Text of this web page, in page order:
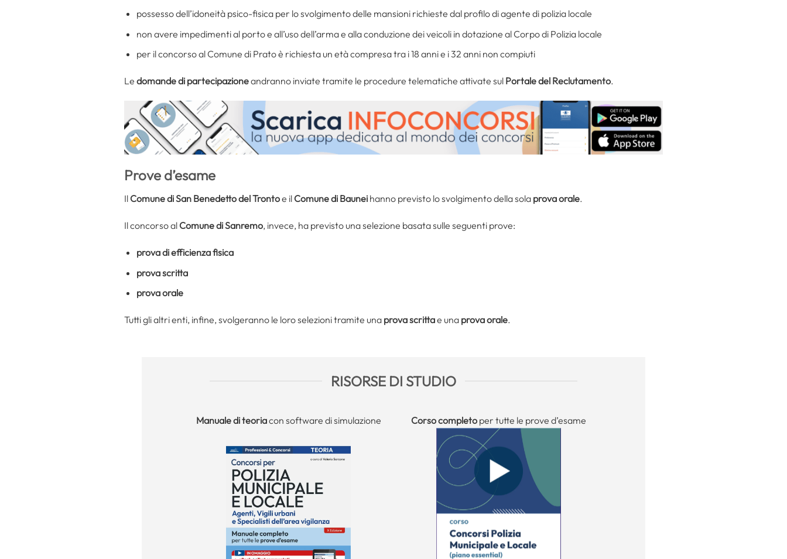
possesso dell’idoneità psico-fisica per lo svolgimento delle mansioni richieste dal profilo di agente di polizia locale
non avere impedimenti al porto e all’uso dell’arma e alla conduzione dei veicoli in dotazione al Corpo di Polizia locale
per il concorso al Comune di Prato è richiesta un età compresa tra i 18 anni e i 32 anni non compiuti
Le domande di partecipazioneandranno inviate tramite le procedure telematiche attivate sul Portale del Reclutamento.
Prove d’esame
Il Comune di San Benedetto del Trontoe il Comune di Baunei hanno previsto lo svolgimento della sola prova orale.
Il concorso al Comune di Sanremo, invece, ha previsto una selezione basata sulle seguenti prove:
prova di efficienza fisica
prova scritta
prova orale
Tutti gli altri enti, infine, svolgeranno le loro selezioni tramite una prova scrittae una prova orale.
RISORSE DI STUDIO
Manualedi teoriacon software di simulazione Corso completo per tutte le prove d’esame